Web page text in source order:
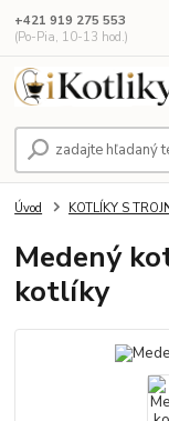
+421 919 275 553
(Po-Pia, 10-13 hod.)
Úvod KOTLÍKY S
Medený
kotlíky